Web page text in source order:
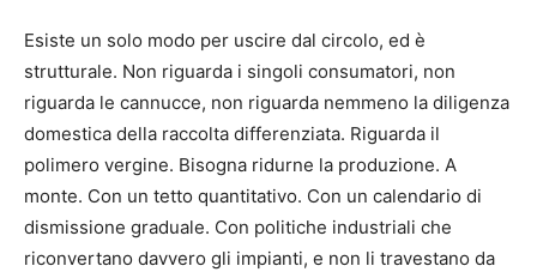
Esiste un solo modo per uscire dal circolo, ed è
strutturale. Non riguarda i singoli consumatori, non
riguarda le cannucce, non riguarda nemmeno la diligenza
domestica della raccolta differenziata. Riguarda il
polimero vergine. Bisogna ridurne la produzione. A
monte. Con un tetto quantitativo. Con un calendario di
dismissione graduale. Con politiche industriali che
riconvertano davvero gli impianti, e non li travestano da